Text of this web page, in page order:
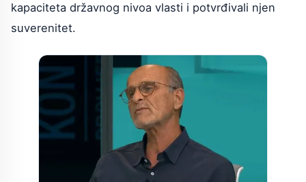
kapaciteta državnog nivoa vlasti i potvrđivali njen
suverenitet.